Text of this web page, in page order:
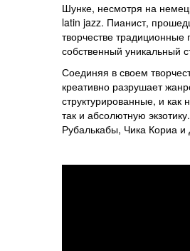
Шунке, несмотря на
latin jazz. Пианист,
творчестве
собственный уникальный
Соединяя в своем
креативно разрушает
структурированные, и
так и абсолютную
Рубалькабы, Чика Кориа